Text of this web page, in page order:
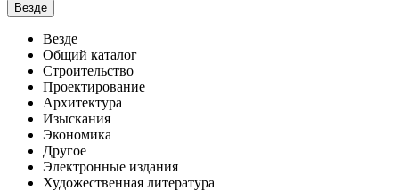
Везде
Везде
Общий каталог
Строительство
Проектирование
Архитектура
Изыскания
Экономика
Другое
Электронные издания
Художественная литература